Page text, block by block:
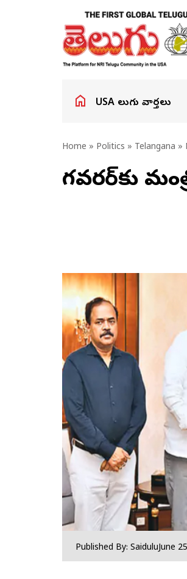
USA తెలుగు వార్తలు
Home » Politics » Telangana »
గవర్నర్‌కు
Published By: SaiduluJune